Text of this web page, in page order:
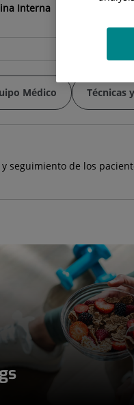
Interna
Médico Técnicas
seguimiento de los